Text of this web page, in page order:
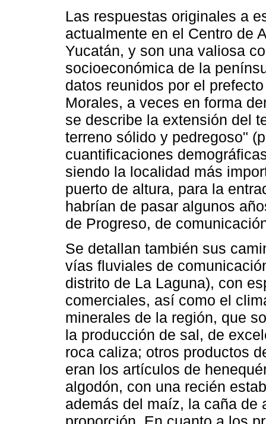
Las respuestas originales a
actualmente en el Centro de
Yucatán, y son una valiosa
socioeconómica de la
datos reunidos por el
Morales, a veces en forma
se describe la extensión del
terreno sólido y pedregoso"
cuantificaciones
siendo la localidad más
puerto de altura, para la
habrían de pasar algunos
de Progreso, de
Se detallan también sus
vías fluviales de
distrito de La Laguna), con
comerciales, así como el
minerales de la región, que
la producción de sal, de
roca caliza; otros productos
eran los artículos de
algodón, con una recién
además del maíz, la caña de